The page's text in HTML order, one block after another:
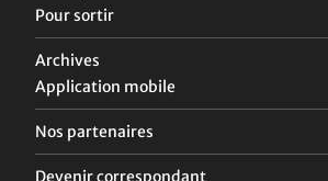
Pour sortir
Archives
Application mobile
Nos partenaires
Devenir correspondant